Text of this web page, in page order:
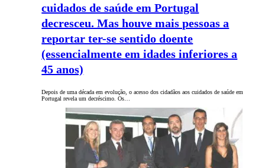
cuidados de saúde em Portugal
decresceu. Mas houve mais pessoas a
reportar ter-se sentido doente
(essencialmente em idades inferiores a
45 anos)
Depois de uma década em evolução, o acesso dos cidadãos aos cuidados de saúde em
Portugal revela um decréscimo. Os…